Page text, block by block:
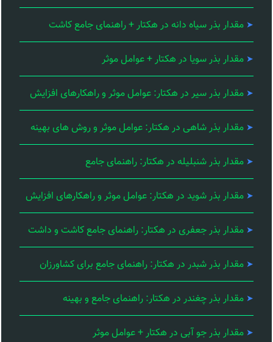
مقدار بذر سیاه دانه در هکتار + راهنمای جامع کاشت
مقدار بذر سویا در هکتار + عوامل موثر
مقدار بذر سیر در هکتار: عوامل موثر و راهکارهای افزایش
مقدار بذر شاهی در هکتار: عوامل موثر و روش های بهینه
مقدار بذر شنبلیله در هکتار: راهنمای جامع
مقدار بذر شوید در هکتار: عوامل موثر و راهکارهای افزایش
مقدار بذر جعفری در هکتار: راهنمای جامع کاشت و داشت
مقدار بذر شبدر در هکتار: راهنمای جامع برای کشاورزان
مقدار بذر چغندر در هکتار: راهنمای جامع و بهینه
مقدار بذر جو آبی در هکتار + عوامل موثر